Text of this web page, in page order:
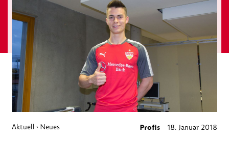
Aktuell › Neues Profis 18. Januar 2018